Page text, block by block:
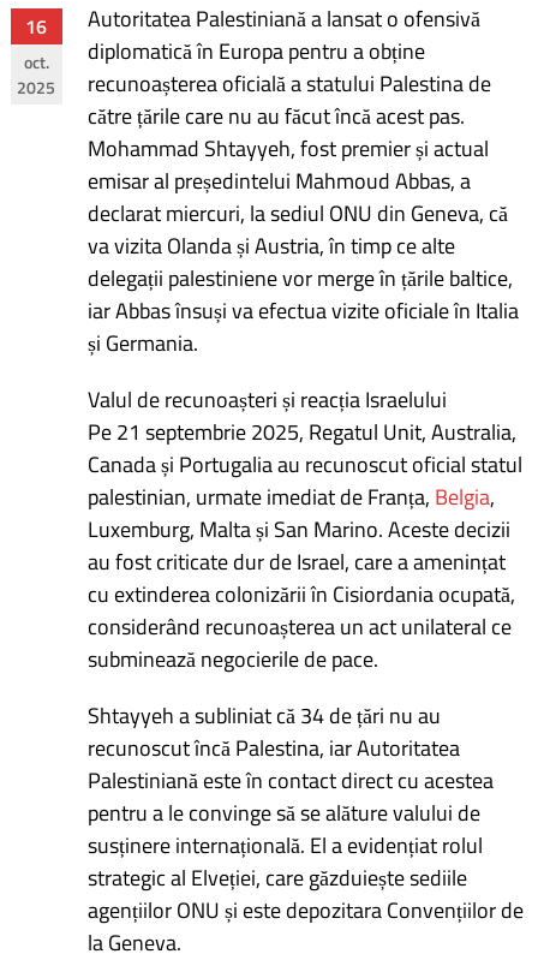
16
oct.
2025
Autoritatea Palestiniană a lansat o ofensivă
diplomatică în Europa pentru a obține
recunoașterea oficială a statului Palestina de
către țările care nu au făcut încă acest pas.
Mohammad Shtayyeh, fost premier și actual
emisar al președintelui Mahmoud Abbas, a
declarat miercuri, la sediul ONU din Geneva, că
va vizita Olanda și Austria, în timp ce alte
delegații palestiniene vor merge în țările baltice,
iar Abbas însuși va efectua vizite oficiale în Italia
și Germania.
Valul de recunoașteri și reacția Israelului
Pe 21 septembrie 2025, Regatul Unit, Australia,
Canada și Portugalia au recunoscut oficial statul
palestinian, urmate imediat de Franța, Belgia,
Luxemburg, Malta și San Marino. Aceste decizii
au fost criticate dur de Israel, care a amenințat
cu extinderea colonizării în Cisiordania ocupată,
considerând recunoașterea un act unilateral ce
subminează negocierile de pace.
Shtayyeh a subliniat că 34 de țări nu au
recunoscut încă Palestina, iar Autoritatea
Palestiniană este în contact direct cu acestea
pentru a le convinge să se alăture valului de
susținere internațională. El a evidențiat rolul
strategic al Elveției, care găzduiește sediile
agențiilor ONU și este depozitara Convențiilor de
la Geneva.
Navigare
în
articole